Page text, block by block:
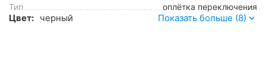
Тип оплётка переключения
Цвет: черный Показать больше (8)